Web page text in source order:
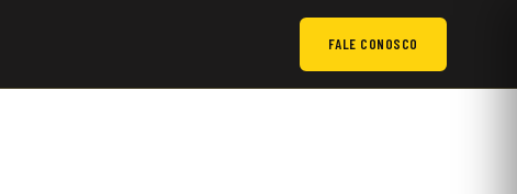
FALE CONOSCO